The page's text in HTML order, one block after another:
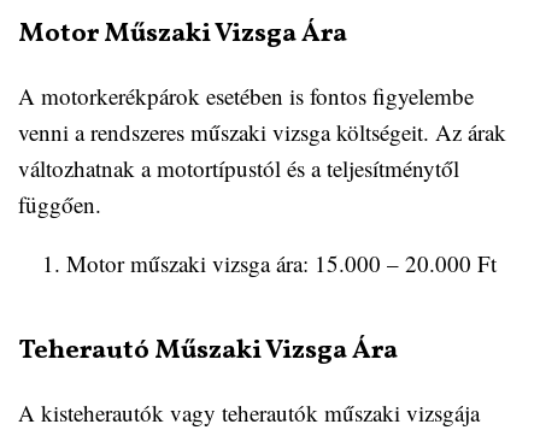
Motor Műszaki Vizsga Ára
A motorkerékpárok esetében is fontos figyelembe
venni a rendszeres műszaki vizsga költségeit. Az árak
változhatnak a motortípustól és a teljesítménytől
függően.
Motor műszaki vizsga ára: 15.000 – 20.000 Ft
Teherautó Műszaki Vizsga Ára
A kisteherautók vagy teherautók műszaki vizsgája